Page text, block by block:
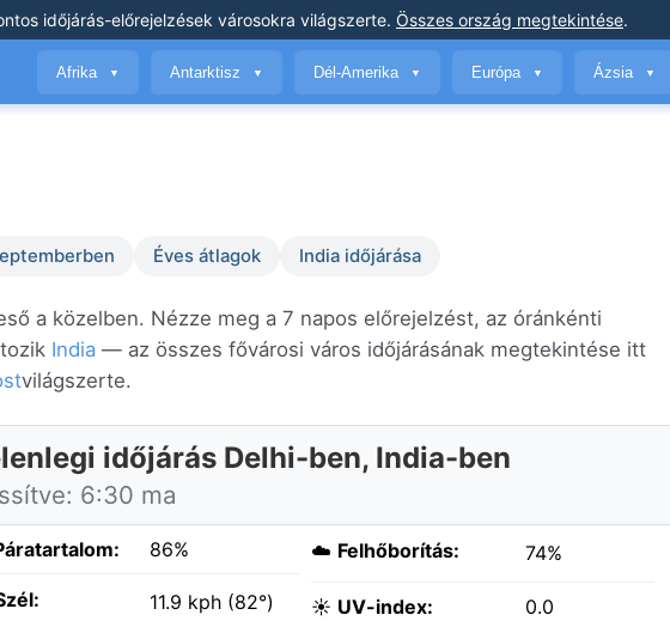
időjárás-előrejelzések városokra világszerte. Összes ország megtekintése.
Afrika ▼ Antarktisz ▼ Dél-Amerika ▼ Európa ▼ Ázsia ▼
Éves átlagok India időjárása
a közelben. Nézze meg a 7 napos előrejelzést, az óránkénti
India — az összes fővárosi város időjárásának megtekintése itt
világszerte.
időjárás Delhi-ben, India-ben
6:30 ma
86%
11.9 kph (82°)
☁️ Felhőborítás: 74%
☀️ UV-index: 0.0